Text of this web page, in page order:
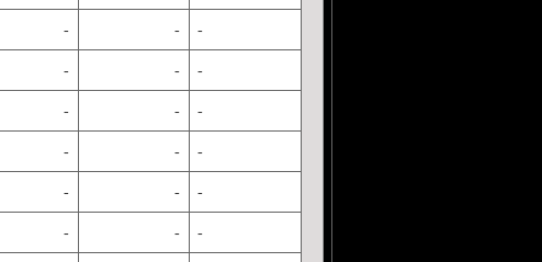
- - -
- - -
- - -
- - -
- - -
- - -